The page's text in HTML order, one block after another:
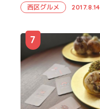
西区グルメ 2017.8.14
7